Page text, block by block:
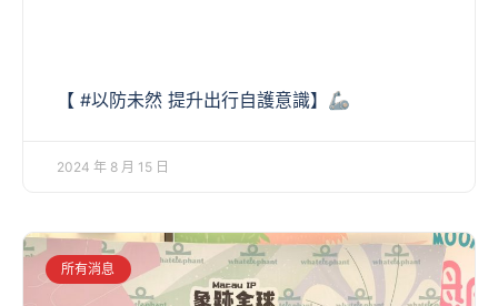
【 #以防未然 提升出行自護意識】🦾
2024 年 8 月 15 日
所有消息